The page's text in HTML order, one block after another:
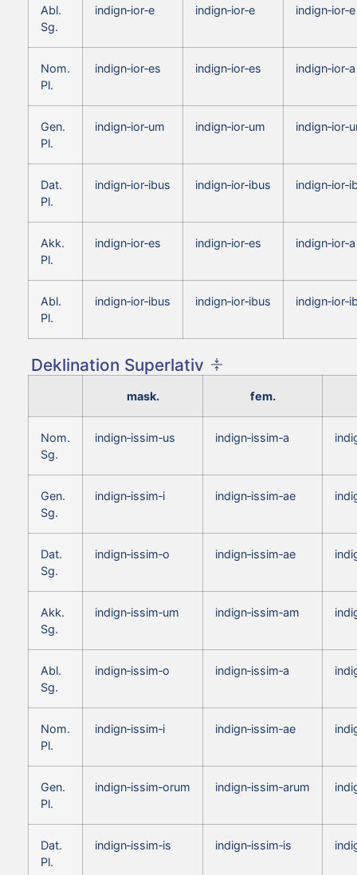
Abl.
Sg.
indign‑ior‑e indign‑ior‑e indign‑ior‑e
Nom.
Pl.
indign‑ior‑es indign‑ior‑es indign‑ior‑a
Gen.
Pl.
indign‑ior‑um indign‑ior‑um
Dat.
Pl.
indign‑ior‑ibus indign‑ior‑ibus
Akk.
Pl.
indign‑ior‑es indign‑ior‑es indign‑ior‑a
Abl.
Pl.
indign‑ior‑ibus indign‑ior‑ibus
Deklination Superlativ
mask. fem.
Nom.
Sg.
indign‑issim‑us indign‑issim‑a
Gen.
Sg.
indign‑issim‑i indign‑issim‑ae
Dat.
Sg.
indign‑issim‑o indign‑issim‑ae
Akk.
Sg.
indign‑issim‑um indign‑issim‑am
Abl.
Sg.
indign‑issim‑o indign‑issim‑a
Nom.
Pl.
indign‑issim‑i indign‑issim‑ae
Gen.
Pl.
indign‑issim‑orum indign‑issim‑arum
Dat.
Pl.
indign‑issim‑is indign‑issim‑is